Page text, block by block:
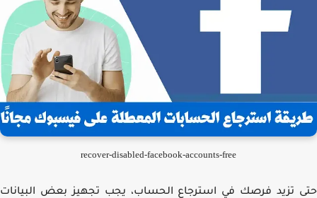
recover-disabled-facebook-accounts-free
تزيد فرصك في استرجاع الحساب، يجب تجهيز بعض البيانات